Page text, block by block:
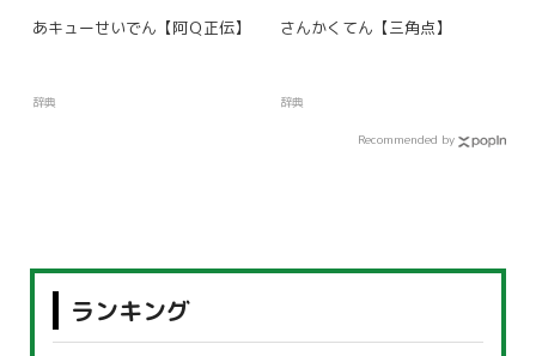
あキューせいでん【阿Ｑ正伝】
辞典
さんかくてん【三角点】
辞典
Recommended by
ランキング